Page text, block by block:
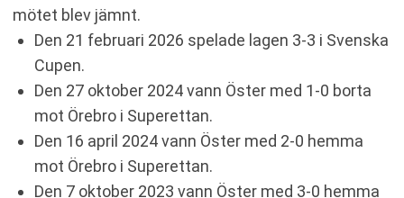
mötet blev jämnt.
Den 21 februari 2026 spelade lagen 3-3 i Svenska
Cupen.
Den 27 oktober 2024 vann Öster med 1-0 borta
mot Örebro i Superettan.
Den 16 april 2024 vann Öster med 2-0 hemma
mot Örebro i Superettan.
Den 7 oktober 2023 vann Öster med 3-0 hemma